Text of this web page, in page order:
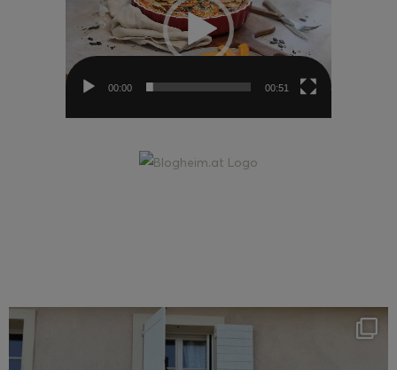
00:00 00:51